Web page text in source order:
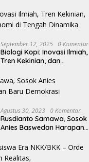
Hegemoni Global
September 12, 2025 0 Komentar
Biologi Kopi: Inovasi Ilmiah,
Tren Kekinian, dan
Tengah Dinamika Politik
Agraria
Agustus 30, 2023 0 Komentar
Rusdianto Samawa, Sosok
Anies Baswedan Harapan